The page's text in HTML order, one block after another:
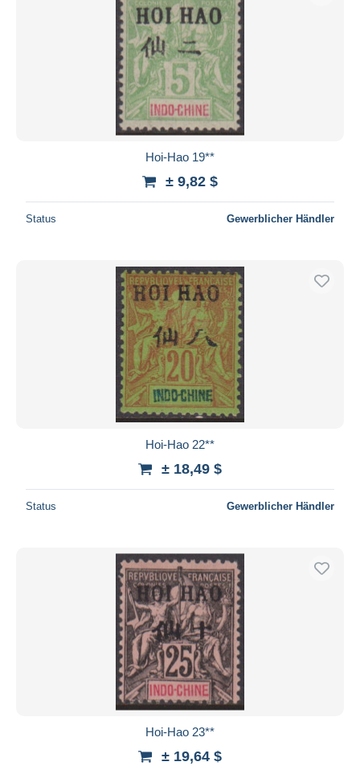
Hoi-Hao 19**
± 9,82 $
Status Gewerblicher Händler
Hoi-Hao 22**
± 18,49 $
Status Gewerblicher Händler
Hoi-Hao 23**
± 19,64 $